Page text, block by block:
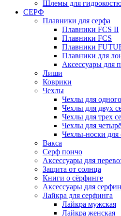
Шлемы для
СЕРФ
Плавники для серфа
Плавники FCS II
Плавники FCS
Плавники
Плавники для
Аксессуары для
Лиши
Коврики
Чехлы
Чехлы для
Чехлы для двух
Чехлы для трех
Чехлы для
Чехлы-носки для
Вакса
Серф пончо
Аксессуары для
Защита от солнца
Книги о сёрфинге
Аксессуары для
Лайкра для серфинга
Лайкра мужская
Лайкра женская